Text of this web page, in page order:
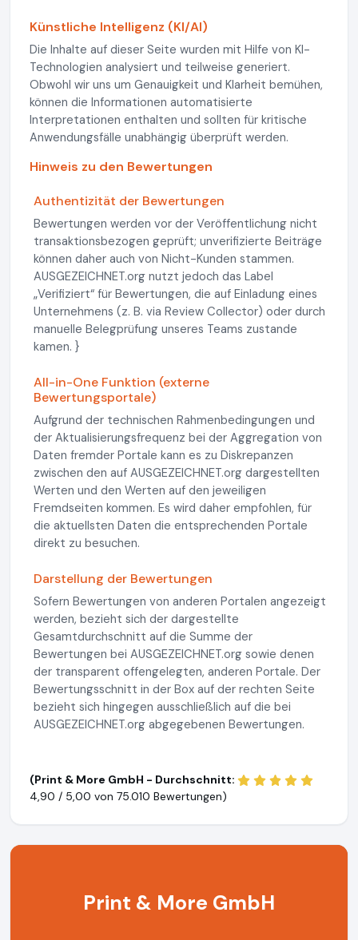
Künstliche Intelligenz (KI/AI)
Die Inhalte auf dieser Seite wurden mit Hilfe von KI-
Technologien analysiert und teilweise generiert.
Obwohl wir uns um Genauigkeit und Klarheit bemühen,
können die Informationen automatisierte
Interpretationen enthalten und sollten für kritische
Anwendungsfälle unabhängig überprüft werden.
Hinweis zu den Bewertungen
Authentizität der Bewertungen
Bewertungen werden vor der Veröffentlichung nicht
transaktionsbezogen geprüft; unverifizierte Beiträge
können daher auch von Nicht-Kunden stammen.
AUSGEZEICHNET.org nutzt jedoch das Label
„Verifiziert“ für Bewertungen, die auf Einladung eines
Unternehmens (z. B. via Review Collector) oder durch
manuelle Belegprüfung unseres Teams zustande
kamen. }
All-in-One Funktion (externe
Bewertungsportale)
Aufgrund der technischen Rahmenbedingungen und
der Aktualisierungsfrequenz bei der Aggregation von
Daten fremder Portale kann es zu Diskrepanzen
zwischen den auf AUSGEZEICHNET.org dargestellten
Werten und den Werten auf den jeweiligen
Fremdseiten kommen. Es wird daher empfohlen, für
die aktuellsten Daten die entsprechenden Portale
direkt zu besuchen.
Darstellung der Bewertungen
Sofern Bewertungen von anderen Portalen angezeigt
werden, bezieht sich der dargestellte
Gesamtdurchschnitt auf die Summe der
Bewertungen bei AUSGEZEICHNET.org sowie denen
der transparent offengelegten, anderen Portale. Der
Bewertungsschnitt in der Box auf der rechten Seite
bezieht sich hingegen ausschließlich auf die bei
AUSGEZEICHNET.org abgegebenen Bewertungen.
(Print & More GmbH - Durchschnitt:
4,90 / 5,00 von 75.010 Bewertungen)
Print & More GmbH